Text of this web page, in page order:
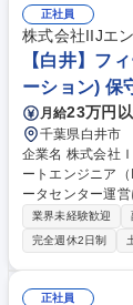
正社員
株式会社IIJエ
【白井】フ
ーション) 保
月給23万円
千葉県白井市
企業名 株式会社ＩＩＪエンジ
ートエンジニア（IT機器オペ
ータセンター運
きます。」5G/
するための大規模データセ
ション業務：IT
リティ管理業務
テムのアラーム
業界未経験歓迎
完全週休2日制
正社員